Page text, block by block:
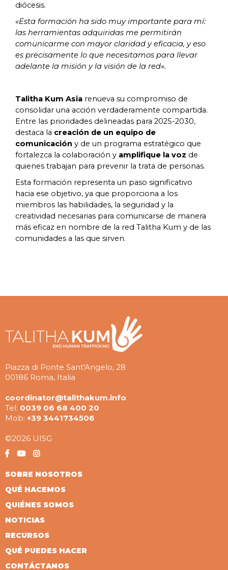
diócesis.
«Esta formación ha sido muy importante para mí:
las herramientas adquiridas me permitirán
comunicarme con mayor claridad y eficacia, y eso
es precisamente lo que necesitamos para llevar
adelante la misión y la visión de la red».
Talitha Kum Asia renueva su compromiso de
consolidar una acción verdaderamente compartida.
Entre las prioridades delineadas para 2025-2030,
destaca la creación de un equipo de
comunicación y de un programa estratégico que
fortalezca la colaboración y amplifique la voz de
quienes trabajan para prevenir la trata de personas.
Esta formación representa un paso significativo
hacia ese objetivo, ya que proporciona a los
miembros las habilidades, la seguridad y la
creatividad necesarias para comunicarse de manera
más eficaz en nombre de la red Talitha Kum y de las
comunidades a las que sirven.
Piazza di Ponte Sant'Angelo, 28
00186 Roma, Italia
coordinator@talithakum.info
Tel: 0039 06 68 400 20
Mob: +39 3441734506
©2026 UISG
SOBRE NOSOTROS
QUÉ HACEMOS
QUIÉNES SOMOS
NOTICIAS
RECURSOS
QUÉ PUEDES HACER
CONTÁCTANOS